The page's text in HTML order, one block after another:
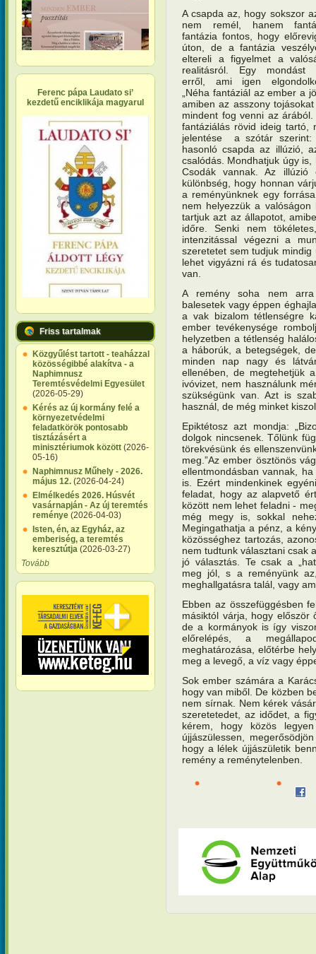
Ferenc pápa Laudato si’
kezdetű enciklikája magyarul
Friss tartalmak
Közgyűlést tartott - teaházzal
közösségibbé alakítva - a
Naphimnusz
Teremtésvédelmi Egyesület
(2026-05-29)
Kérés az új kormány felé a
környezetvédelmi
feladatkörök pontosabb
tisztázásért a
minisztériumok között (2026-
05-16)
Naphimnusz Műhely - 2026.
május 12. (2026-04-24)
Elmélkedés 2026. Húsvét
vasárnapján - Az új teremtés
reménye (2026-04-03)
Isten, én, az Egyház, az
emberiség, a teremtés
keresztútja (2026-03-27)
Tovább
A csapda az, hogy sokszor
nem remél, hanem
fantázia fontos, hogy
úton, de a fantázia
eltereli a figyelmet a
realitásról. Egy mondást
erről, ami igen
„Néha fantáziál az ember a
amiben az asszony
mindent fog venni az
fantáziálás rövid ideig tartó,
jelentése a szótár szerint:
hasonló csapda az illúzió,
csalódás. Mondhatjuk úgy
Csodák vannak. Az
különbség, hogy honnan
a reményünknek egy
nem helyezzük a
tartjuk azt az állapotot,
időre. Senki nem
intenzitással végezni a
szeretetet sem tudjuk
lehet vigyázni rá és
van.
A remény soha nem arra
balesetek vagy éppen
a vak bizalom tétlenségre
ember tevékenysége
helyzetben a tétlenség
a háborúk, a betegségek,
minden nap nagy és
ellenében, de megtehetjük
ivóvizet, nem használunk
szükségünk van. Azt is
használ, de még minket
Epiktétosz azt mondja:
dolgok nincsenek. Tőlünk
törekvésünk és
meg.”Az ember ösztönös
ellentmondásban vannak,
is. Ezért mindenkinek
feladat, hogy az alapvető
között nem lehet feladni -
még megy is, sokkal
Megingathatja a pénz, a
közösséghez tartozás,
nem tudtunk választani csak
jó választás. Te csak a
meg jól, s a reményünk
meghallgatásra talál, vagy
Ebben az összefüggésben
másiktól várja, hogy először
de a kormányok is így
előrelépés, a
meghatározása, előtérbe
meg a levegő, a víz vagy
Sok ember számára a
hogy van miből. De közben
nem sírnak. Nem kérek
szeretetedet, az idődet, a
kérem, hogy közös
újjászülessen,
hogy a lélek újjászületik
remény a reménytelenben.